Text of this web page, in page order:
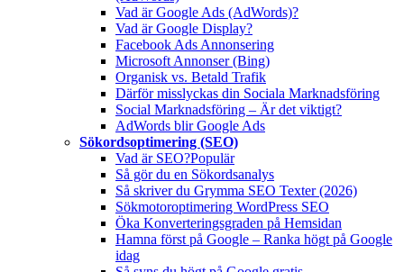
Vad är Google Ads (AdWords)?
Vad är Google Display?
Facebook Ads Annonsering
Microsoft Annonser (Bing)
Organisk vs. Betald Trafik
Därför misslyckas din Sociala Marknadsföring
Social Marknadsföring – Är det viktigt?
AdWords blir Google Ads
Sökordsoptimering (SEO)
Vad är SEO?Populär
Så gör du en Sökordsanalys
Så skriver du Grymma SEO Texter (2026)
Sökmotoroptimering WordPress SEO
Öka Konverteringsgraden på Hemsidan
Hamna först på Google – Ranka högt på Google
idag